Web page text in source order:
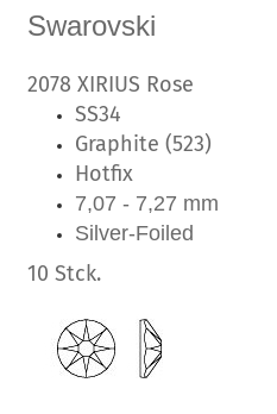
Swarovski
2078 XIRIUS Rose
SS34
Graphite (523)
Hotfix
7,07 - 7,27 mm
Silver-Foiled
10 Stck.